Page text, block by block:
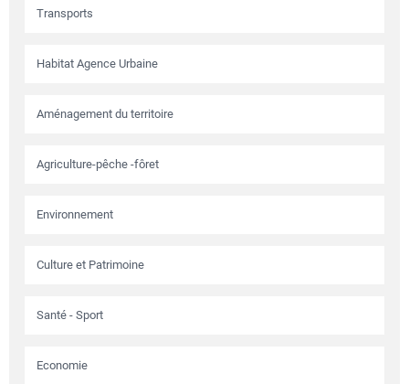
Transports
Habitat Agence Urbaine
Aménagement du territoire
Agriculture-pêche -fôret
Environnement
Culture et Patrimoine
Santé - Sport
Economie